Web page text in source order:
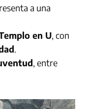
a una
en U, con
.
, entre